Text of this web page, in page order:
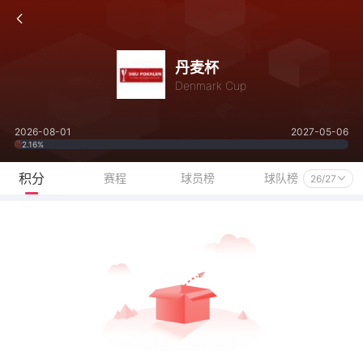
丹麦杯
Denmark Cup
2026-08-01 2027-05-06
2.16%
积分 赛程 球员榜 球队榜 26/27